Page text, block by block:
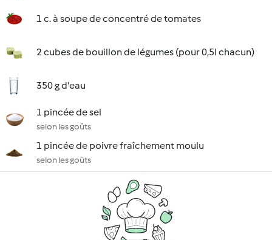
1 c. à soupe de concentré de tomates
2 cubes de bouillon de légumes (pour 0,5l chacun)
350 g d'eau
1 pincée de sel
selon les goûts
1 pincée de poivre fraîchement moulu
selon les goûts